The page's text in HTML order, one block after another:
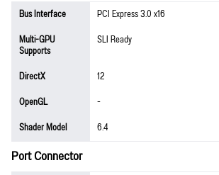
Bus Interface
PCI Express 3.0 x16
Multi-GPU
Supports
SLI Ready
DirectX
12
OpenGL
-
Shader Model
6.4
Port Connector